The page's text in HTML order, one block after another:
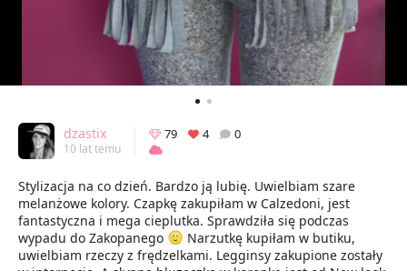
dzastix
10 lat temu
79 4 0
Stylizacja na co dzień. Bardzo ją lubię. Uwielbiam szare
melanżowe kolory. Czapkę zakupiłam w Calzedoni, jest
fantastyczna i mega cieplutka. Sprawdziła się podczas
wypadu do Zakopanego
Narzutkę kupiłam w butiku,
uwielbiam rzeczy z frędzelkami. Legginsy zakupione zostały